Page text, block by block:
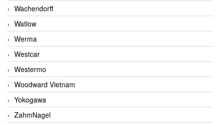
Wachendorff
Watlow
Werma
Westcar
Westermo
Woodward Vietnam
Yokogawa
ZahmNagel